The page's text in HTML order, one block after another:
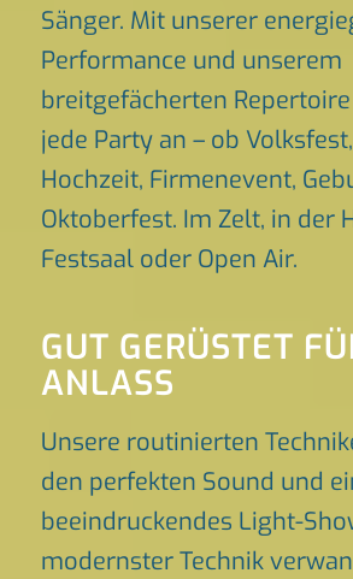
Sänger. Mit unserer
Performance und unserem
breitgefächerten
jede Party an – ob
Hochzeit, Firmenevent,
Oktoberfest. Im Zelt, in der
Festsaal oder Open Air.
GUT GERÜSTET
ANLASS
Unsere routinierten
den perfekten Sound und
beeindruckendes Light-
modernster Technik